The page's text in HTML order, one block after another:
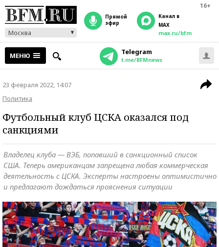
16+
Москва
прямой
эфир
Канал в
MAX
max.ru/bfm
МЕНЮ Telegram
t.me/BFMnews
23 февраля 2022, 14:07
Политика
Футбольный клуб ЦСКА оказался под
санкциями
Владелец клуба — ВЭБ, попавший в санкционный список
США. Теперь американцам запрещена любая коммерческая
деятельность с ЦСКА. Эксперты настроены оптимистично
и предлагают дождаться прояснения ситуации